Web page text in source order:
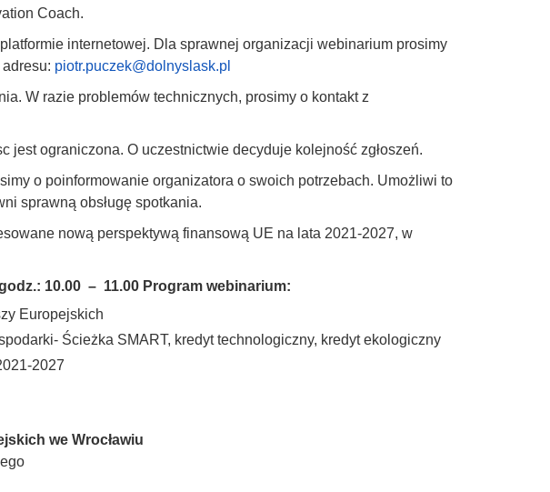
Coach.
internetowej. Dla sprawnej organizacji webinarium prosimy
piotr.puczek@dolnyslask.pl
W razie problemów technicznych, prosimy o kontakt z
jest ograniczona. O uczestnictwie decyduje kolejność zgłoszeń.
o poinformowanie organizatora o swoich potrzebach. Umożliwi to
sprawną obsługę spotkania.
nową perspektywą finansową UE na lata 2021-2027, w
10.00 – 11.00 Program webinarium:
Europejskich
Ścieżka SMART, kredyt technologiczny, kredyt ekologiczny
2027
we Wrocławiu